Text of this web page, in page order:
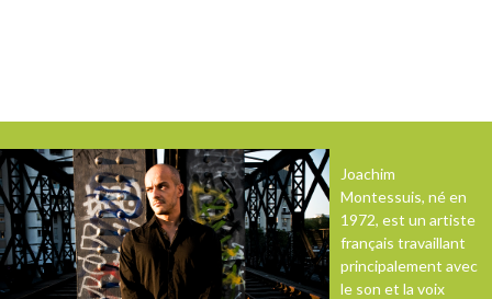
Joachim
Montessuis, né en
1972, est un artiste
français travaillant
principalement avec
le son et la voix